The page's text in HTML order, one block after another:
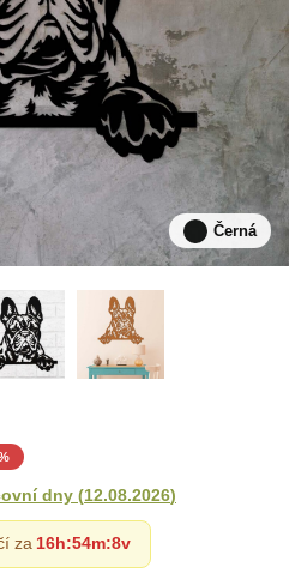
Černá
dny (12.08.2026)
za 16h:54m:7v